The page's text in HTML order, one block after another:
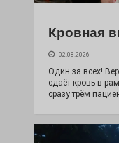
Кровная
02.08.2026
Один за всех!
сдаёт кровь в
сразу трём